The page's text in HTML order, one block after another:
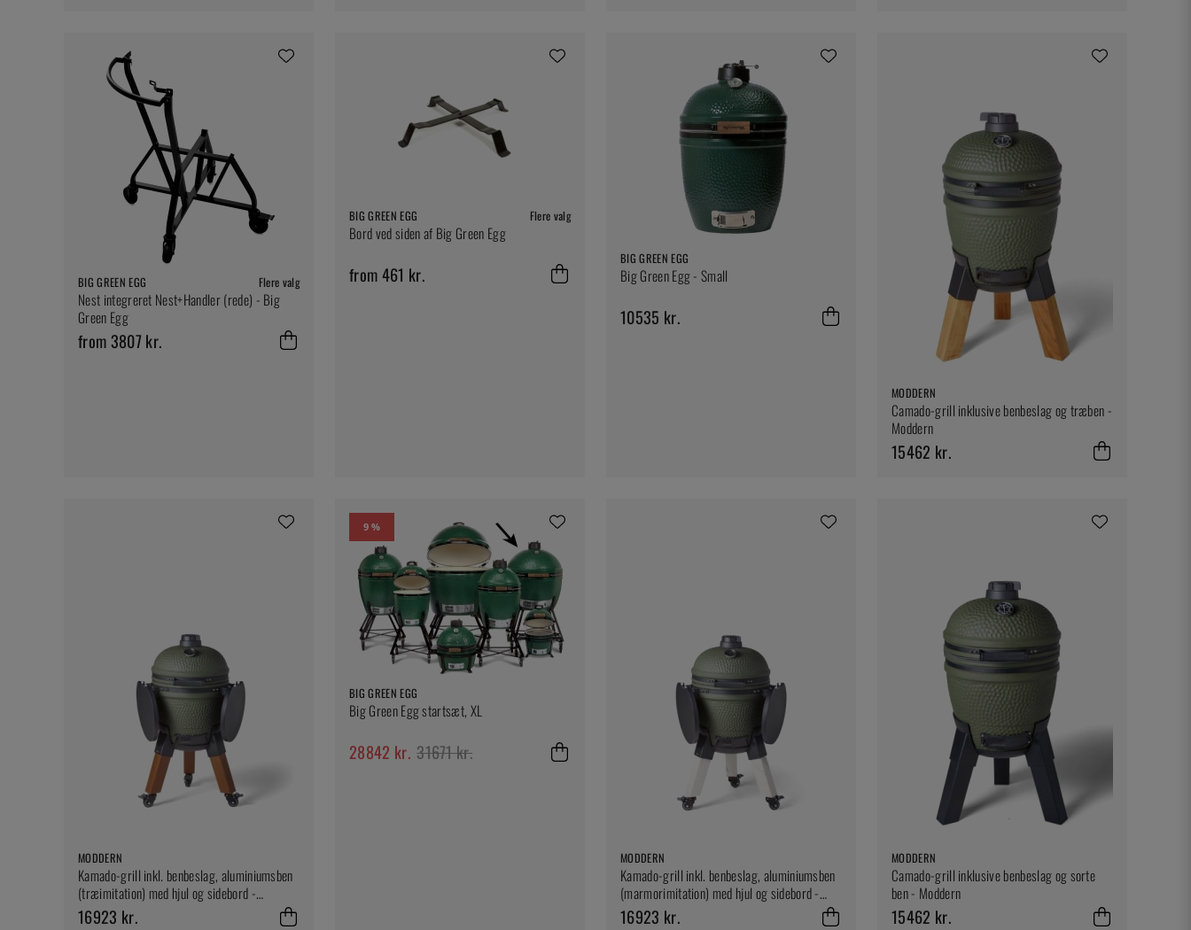
BIG GREEN EGG Flere valg
Nest integreret Nest+Handler (rede) - Big
Green Egg
from 3807 kr.
BIG GREEN EGG Flere valg
Bord ved siden af Big Green Egg
from 461 kr.
BIG GREEN EGG
Big Green Egg - Small
10535 kr.
MODDERN
Camado-grill inklusive benbeslag og træben -
Moddern
15462 kr.
MODDERN
Kamado-grill inkl. benbeslag, aluminiumsben
(træimitation) med hjul og sidebord -
Moddern
16923 kr.
9 %
BIG GREEN EGG
Big Green Egg startsæt, XL
28842 kr. 31671 kr.
MODDERN
Kamado-grill inkl. benbeslag, aluminiumsben
(marmorimitation) med hjul og sidebord -
Moddern
16923 kr.
MODDERN
Camado-grill inklusive benbeslag og sorte
ben - Moddern
15462 kr.